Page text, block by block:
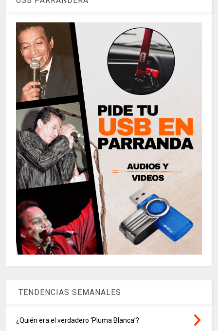
TENDENCIAS SEMANALES
¿Quién era el verdadero ‘Pluma Blanca’?